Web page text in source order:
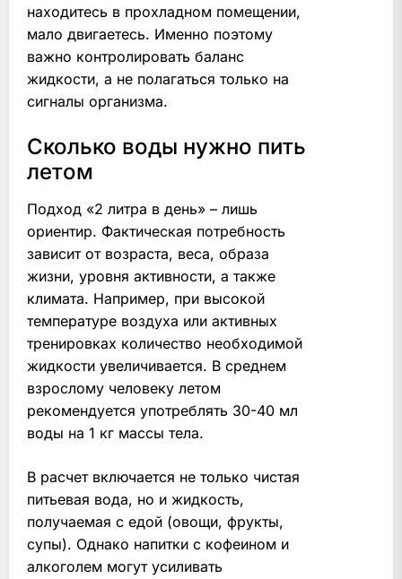
находитесь в прохладном помещении,
мало двигаетесь. Именно поэтому
важно контролировать баланс
жидкости, а не полагаться только на
сигналы организма.
Сколько воды нужно пить
летом
Подход «2 литра в день» – лишь
ориентир. Фактическая потребность
зависит от возраста, веса, образа
жизни, уровня активности, а также
климата. Например, при высокой
температуре воздуха или активных
тренировках количество необходимой
жидкости увеличивается. В среднем
взрослому человеку летом
рекомендуется употреблять 30-40 мл
воды на 1 кг массы тела.
В расчет включается не только чистая
питьевая вода, но и жидкость,
получаемая с едой (овощи, фрукты,
супы). Однако напитки с кофеином и
алкоголем могут усиливать